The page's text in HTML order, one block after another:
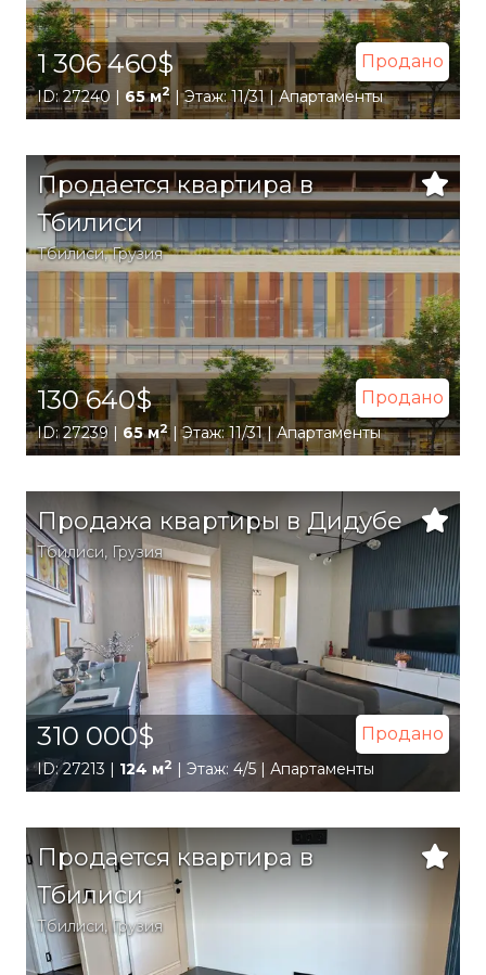
1 306 460$ Продано
ID: 27240 | 65 м2 | Этаж: 11/31 | Апартаменты
Продается квартира в
Тбилиси
Тбилиси,Грузия
130 640$ Продано
ID: 27239 | 65 м2| Этаж: 11/31 | Апартаменты
Продажа квартиры в Дидубе
Тбилиси, Грузия
310 000$ Продано
ID: 27213 | 124 м2 | Этаж: 4/5 | Апартаменты
Продается квартира в
Тбилиси
Тбилиси,Грузия